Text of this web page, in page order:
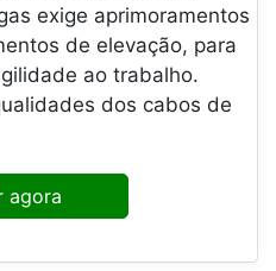
exige aprimoramentos
de elevação, para
ao trabalho.
dos cabos de
agora